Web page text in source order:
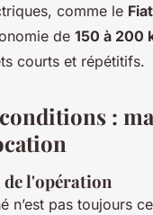
comme le
de 150 à 200
courts et répétitifs.
:
de l'opération
n’est pas toujours